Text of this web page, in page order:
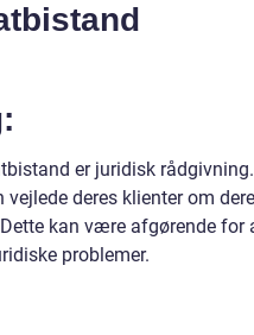
er juridisk rådgivning.
deres klienter om
kan være afgørende for
problemer.